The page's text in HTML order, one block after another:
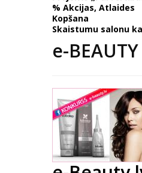
% Akcijas, Atlaides
Kopšana
Skaistumu salonu
e-